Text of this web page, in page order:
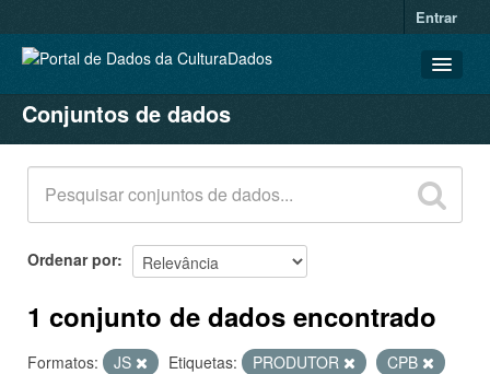
Entrar
CONJUNTOS DE DADOS
ORGANIZAÇÕES
GRUPOS
SOBRE
Conjuntos de dados
Ordenar por
1 conjunto de dados encontrado
Formatos: JS Etiquetas: PRODUTOR
CPB